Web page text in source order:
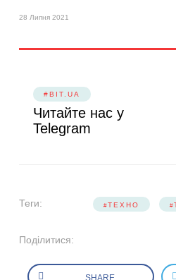
28 Липня 2021
#BIT.UA
Читайте нас у
Telegram
Теги: ТЕХНО
Поділитися:
SHARE